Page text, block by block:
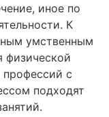
иное по
К
умственным
физической
профессий с
подходят